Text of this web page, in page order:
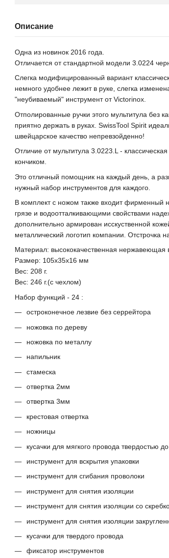
Описание
Одна из новинок 2016 года.
Отличается от стандартной модели 3.0224
Слегка модифицированный вариант
немного удобнее лежит в руке, слегка
"неубиваемый" инструмент от Victorinox.
Отполированные ручки этого мультитула без
приятно держать в руках. SwissTool Spirit
швейцарское качество непревзойденно!
Отличие от мультитула 3.0223.L -
кончиком.
Это отличный помощник на каждый день, а
нужный набор инструментов для каждого.
В комплект с ножом также входит фирменный
грязе и водоотталкивающими свойствами
дополнительно армирован исскуственной
металлический логотип компании. Отстрочка
Материал: высококачественная нержавеющая
Размер: 105x35x16 мм
Вес: 208 г.
Вес: 246 г.(с чехлом)
Набор функций - 24 :
остроконечное лезвие без серрейтора
ножовка по дереву
ножовка по металлу
напильник
стамеска
отвертка 2мм
отвертка 3мм
крестовая отвертка
ножницы
кусачки для мягкого провода твердостью до
инструмент для вскрытия упаковки
инструмент для сгибания проволоки
инструмент для снятия изоляции
инструмент для снятия изоляции со
инструмент для снятия изоляции
кусачки для твердого провода
фиксатор инструментов